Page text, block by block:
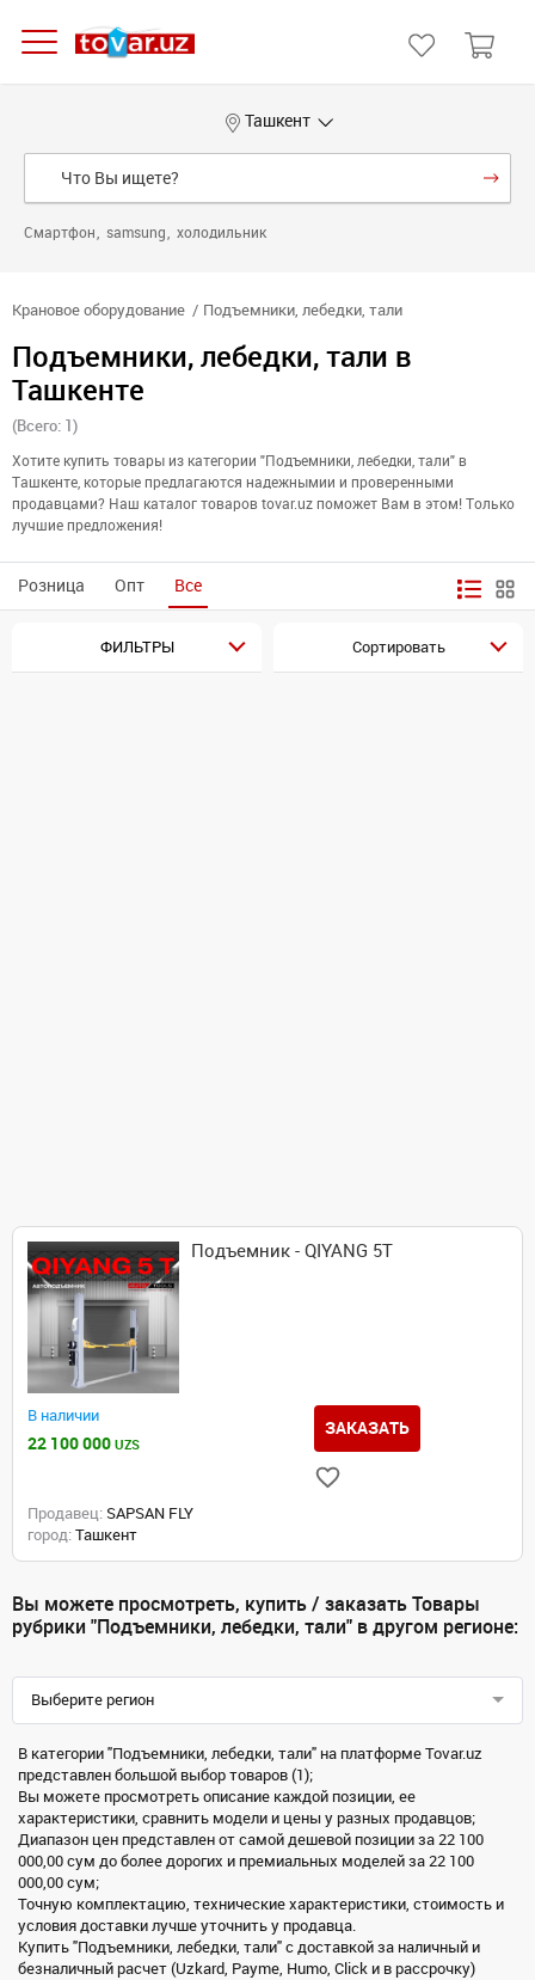
Ташкент
Смартфон samsung холодильник
Крановое оборудование Подъемники, лебедки, тали
Подъемники, лебедки, тали в
Ташкенте
(Всего: 1)
Хотите купить товары из категории "Подъемники, лебедки, тали" в
Ташкенте, которые предлагаются надежнымии и проверенными
продавцами? Наш каталог товаров tovar.uz поможет Вам в этом! Только
лучшие предложения!
Розница Опт Все
ФИЛЬТРЫ Сортировать
Подъемник - QIYANG 5T
В наличии
22 100 000 UZS
ЗАКАЗАТЬ
Продавец: SAPSAN FLY
город: Ташкент
Вы можете просмотреть, купить / заказать Товары
рубрики "Подъемники, лебедки, тали" в другом регионе:
Выберите регион
В категории "Подъемники, лебедки, тали" на платформе Tovar.uz
представлен большой выбор товаров (1);
Вы можете просмотреть описание каждой позиции, ее
характеристики, сравнить модели и цены у разных продавцов;
Диапазон цен представлен от самой дешевой позиции за 22 100
000,00 сум до более дорогих и премиальных моделей за 22 100
000,00 сум;
Точную комплектацию, технические характеристики, стоимость и
условия доставки лучше уточнить у продавца.
Купить "Подъемники, лебедки, тали" с доставкой за наличный и
безналичный расчет (Uzkard, Payme, Humo, Click и в рассрочку)